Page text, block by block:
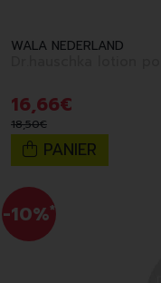
WALA NEDERLAND
16,66€
18,50€
PANIER
-10%*